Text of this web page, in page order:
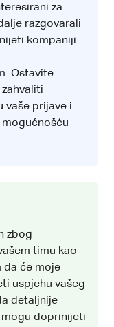
za
razgovarali
kompaniji.
Ostavite
vaše prijave i
mogućnošću
zbog
timu kao
da će moje
uspjehu vašeg
detaljnije
doprinijeti